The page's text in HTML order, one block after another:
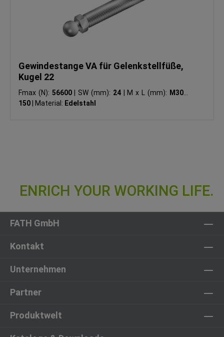
Gewindestange VA für Gelenkstellfüße,
Kugel 22
Fmax (N): 56600 SW (mm): 24 M x L (mm): M30 x
150
Material: Edelstahl
FATH GmbH
Kontakt
Unternehmen
Partner
Produktwelt